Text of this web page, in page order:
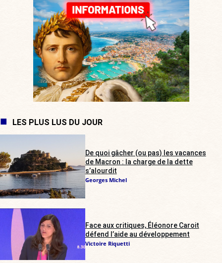
LES PLUS LUS DU JOUR
De quoi gâcher (ou pas) les vacances
de Macron : la charge de la dette
s’alourdit
Georges Michel
Face aux critiques, Éléonore Caroit
défend l’aide au développement
Victoire Riquetti